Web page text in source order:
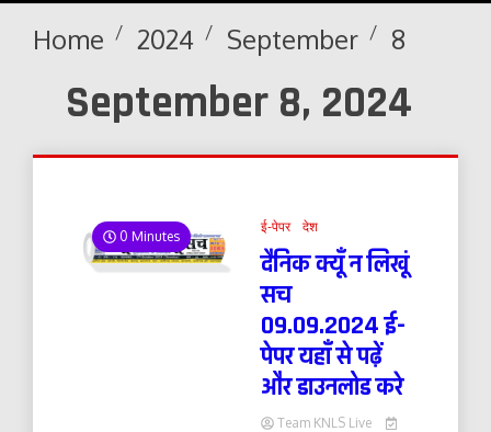
Home 2024 September 8
September 8, 2024
0 Minutes
ई-पेपर देश
दैनिक क्यूँ न लिखूं
सच
09.09.2024 ई-
पेपर यहाँ से पढ़ें
और डाउनलोड करे
Team KNLS Live